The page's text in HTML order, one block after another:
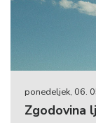
ponedeljek, 06.
Zgodovina